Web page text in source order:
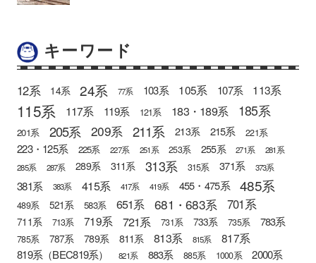
キーワード
12系 14系 24系 77系 103系 105系 107系 113系
115系 117系 119系 121系 183・189系 185系
201系 205系 209系 211系 213系 215系 221系
223・125系 225系 227系 251系 253系 255系 271系
281系
285系
287系 289系 311系 313系 315系 371系 373系
381系 383系 415系 417系 419系 455・475系 485系
489系 521系 583系 651系 681・683系 701系
711系 713系 719系 721系 731系 733系 735系 783系
785系 787系 789系 811系 813系 815系 817系
819系（BEC819系） 821系 883系 885系 1000系 2000系